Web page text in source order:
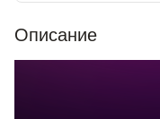
Описание